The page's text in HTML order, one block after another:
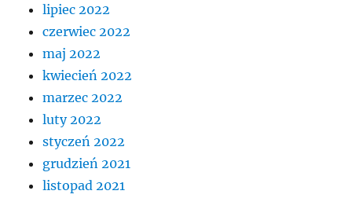
lipiec 2022
czerwiec 2022
maj 2022
kwiecień 2022
marzec 2022
luty 2022
styczeń 2022
grudzień 2021
listopad 2021